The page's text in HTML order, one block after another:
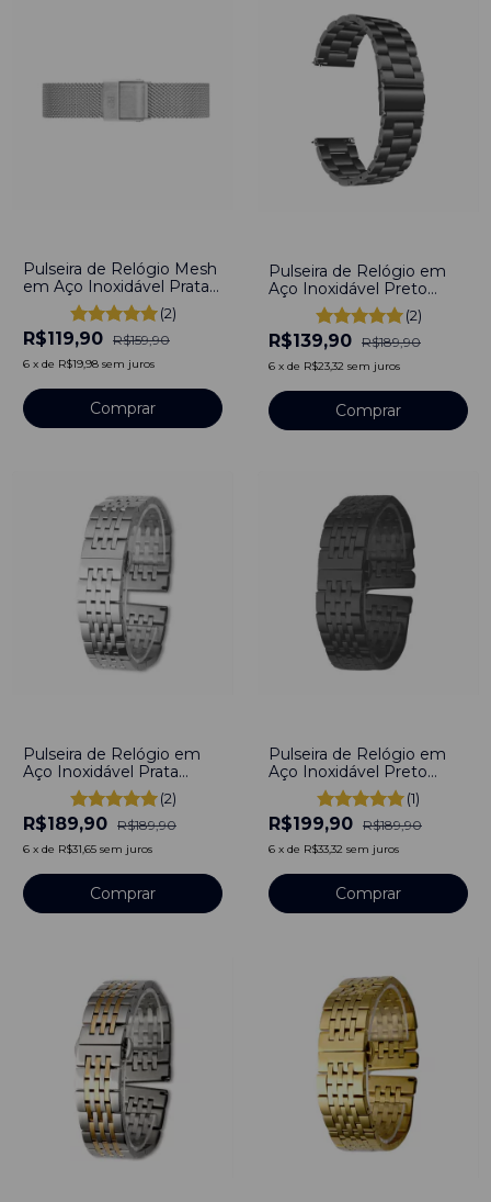
Pulseira de Relógio Mesh
em Aço Inoxidável Prata
(2)
R$119,90 R$159,90
6 x de R$19,98 sem juros
Comprar
Pulseira de Relógio em
Aço Inoxidável Preto
Gomos 20mm
(2)
R$139,90 R$189,90
6 x de R$23,32 sem juros
Pulseira de Relógio em
Aço Inoxidável Prata
20mm Com engate
(2)
R$189,90 R$189,90
6 x de R$31,65 sem juros
Pulseira de Relógio em
Aço Inoxidável Preto
20mm Com engate
(1)
R$199,90 R$189,90
6 x de R$33,32 sem juros